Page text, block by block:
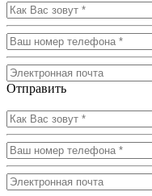
Отправить